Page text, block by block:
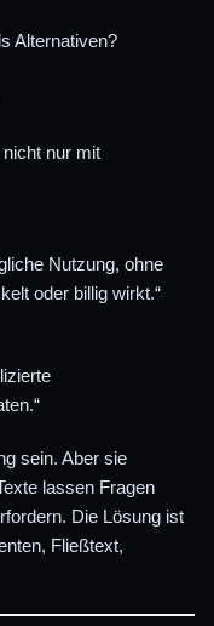
Alternativen?
nur mit
Nutzung, ohne
oder billig wirkt.“
sein. Aber sie
lassen Fragen
Die Lösung ist
Fließtext,